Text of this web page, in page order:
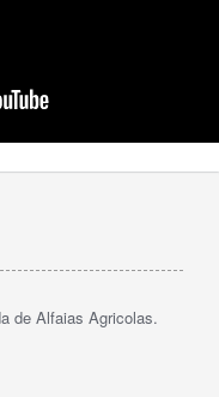
de Alfaias Agricolas.